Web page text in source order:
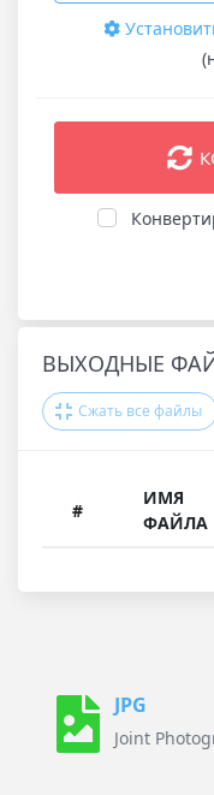
ВЫХОДНЫЕ
Сжать все файлы
#
ИМЯ
ФАЙЛА
JPG
Joint